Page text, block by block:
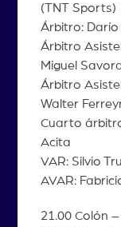
(TNT Sports)
Árbitro:
Árbitro
Miguel
Árbitro
Walter
Cuarto
Acita
VAR: Silvio
AVAR:
21.00 Colón –